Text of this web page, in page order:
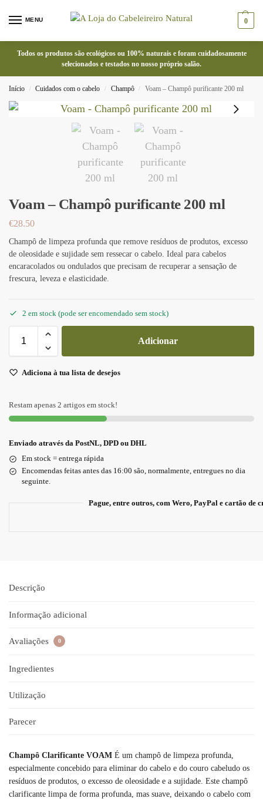
MENU 0
Todos os produtos são ecológicos ou 100% naturais e foram cuidadosamente
selecionados e testados no nosso próprio salão.
Início / Cuidados com o cabelo / Champô / Voam – Champô purificante 200 ml
Voam – Champô purificante 200 ml
€28.50
Champô de limpeza profunda que remove resíduos de produtos, excesso
de oleosidade e sujidade sem ressecar o cabelo. Ideal para cabelos
encaracolados ou ondulados que precisam de recuperar a sensação de
frescura, leveza e elasticidade.
2 em stock (pode ser encomendado sem stock)
Adicionar
Adiciona à tua lista de desejos
Restam apenas 2 artigos em stock!
Enviado através da PostNL, DPD ou DHL
Em stock = entrega rápida
Encomendas feitas antes das 16:00 são, normalmente, entregues no dia
seguinte.
Pague, entre outros, com Wero, PayPal e cartão de
Descrição
Informação adicional
Avaliações 0
Ingredientes
Utilização
Parecer
Champô Clarificante VOAM É um champô de limpeza profunda,
especialmente concebido para eliminar do cabelo e do couro cabeludo os
resíduos de produtos, o excesso de oleosidade e a sujidade. Este champô
clarificante limpa de forma profunda, mas suave, deixando o cabelo com